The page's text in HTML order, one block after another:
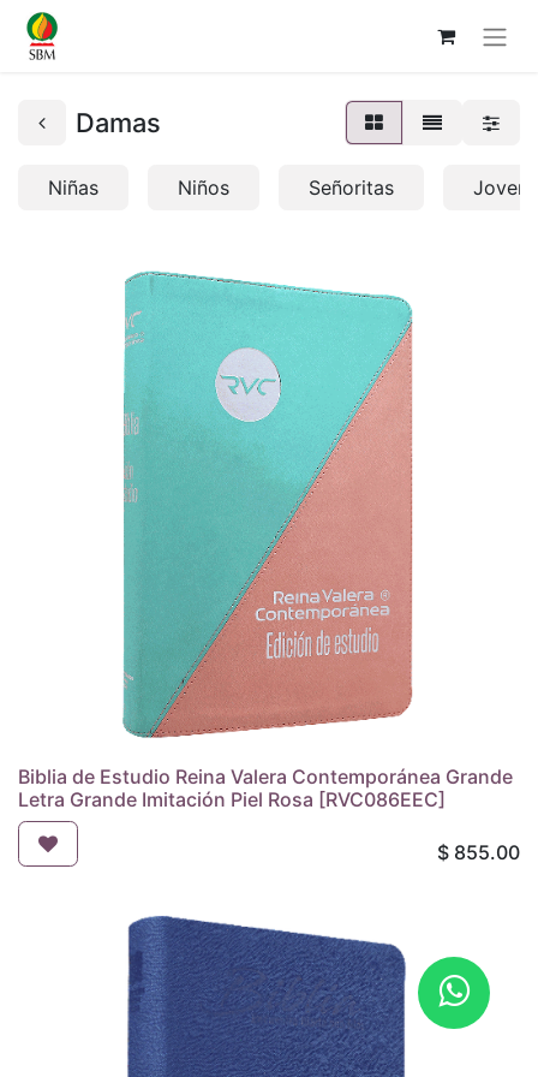
Damas
Niñas Niños Señoritas
Biblia de Estudio Reina Valera Contemporánea Grande
Letra Grande Imitación Piel Rosa [RVC086EEC]
$ 855.00